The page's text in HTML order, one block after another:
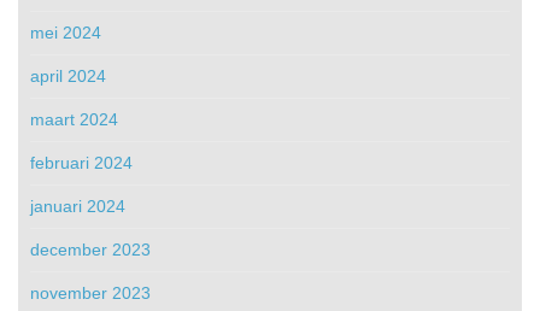
mei 2024
april 2024
maart 2024
februari 2024
januari 2024
december 2023
november 2023